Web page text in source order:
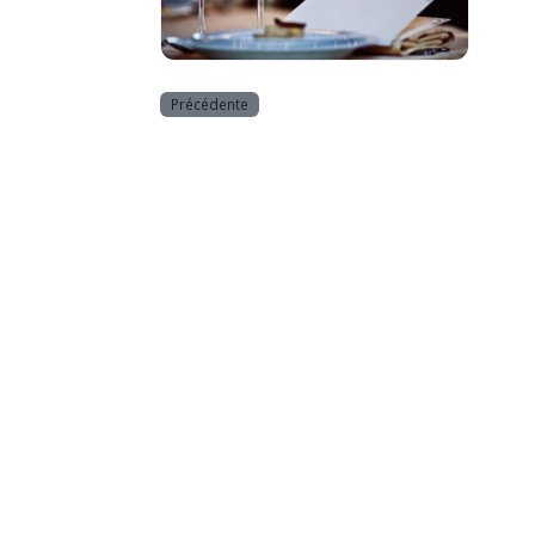
Horeca
Précédente